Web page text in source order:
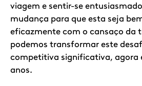
viagem e sentir-se
mudança para que esta seja
eficazmente com o cansaço da
podemos transformar este
competitiva significativa, agora
anos.